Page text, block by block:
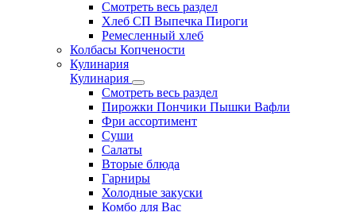
Смотреть весь раздел
Хлеб СП Выпечка Пироги
Ремесленный хлеб
Колбасы Копчености
Кулинария
Кулинария
Смотреть весь раздел
Пирожки Пончики Пышки Вафли
Фри ассортимент
Суши
Салаты
Вторые блюда
Гарниры
Холодные закуски
Комбо для Вас